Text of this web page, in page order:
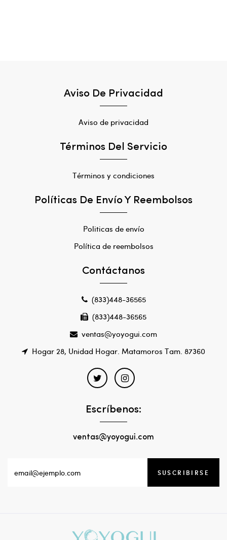
Aviso De Privacidad
Aviso de privacidad
Términos Del Servicio
Términos y condiciones
Políticas De Envío Y Reembolsos
Politicas de envío
Política de reembolsos
Contáctanos
(833)448-36565
(833)448-36565
ventas@yoyogui.com
Hogar 28, Unidad Hogar. Matamoros Tam. 87360
Escríbenos:
ventas@yoyogui.com
SUSCRIBIRSE